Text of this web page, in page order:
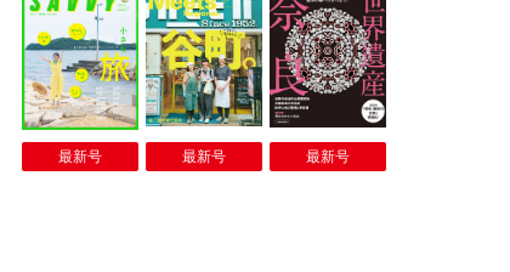
最新号 最新号 最新号